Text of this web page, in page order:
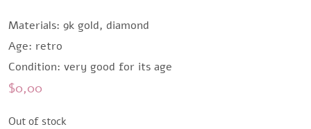
Materials: 9k gold, diamond
Age: retro
Condition: very good for its age
$0,00
Out of stock